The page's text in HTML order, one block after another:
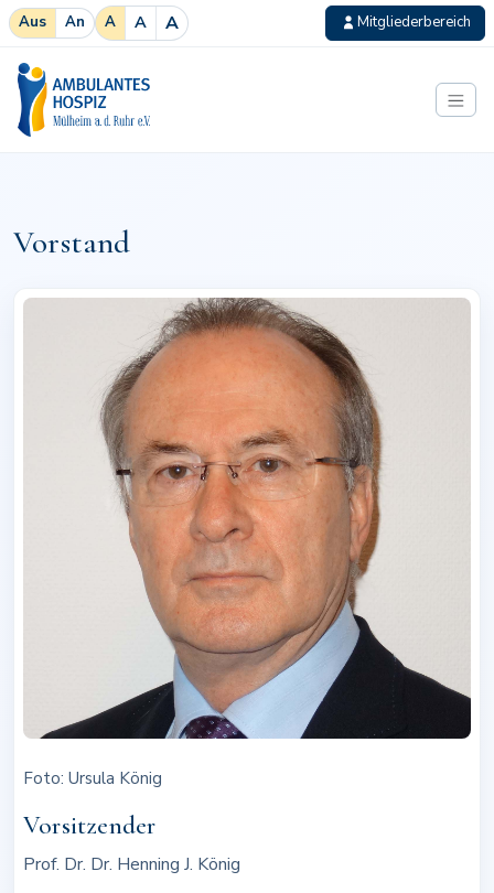
Zum Inhalt springen
Aus An A A A Mitgliederbereich
Ambulantes Hospiz
Vorstand
Foto: Ursula König
Vorsitzender
Prof. Dr. Dr. Henning J. König